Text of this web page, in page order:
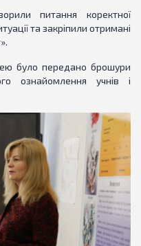
питання коректної
та закріпили отримані
було передано брошури
ознайомлення учнів і